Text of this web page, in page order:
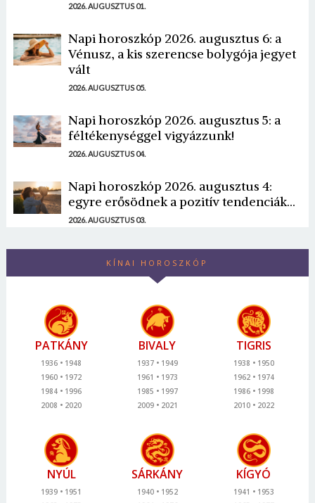
2026. AUGUSZTUS 01.
Napi horoszkóp 2026. augusztus 6: a
Vénusz, a kis szerencse bolygója jegyet
vált
2026. AUGUSZTUS 05.
Napi horoszkóp 2026. augusztus 5: a
féltékenységgel vigyázzunk!
2026. AUGUSZTUS 04.
Napi horoszkóp 2026. augusztus 4:
egyre erősödnek a pozitív tendenciák...
2026. AUGUSZTUS 03.
KÍNAI HOROSZKÓP
PATKÁNY
1936
1948
1960
1972
1984
1996
2008
2020
BIVALY
1937
1949
1961
1973
1985
1997
2009
2021
TIGRIS
1938
1950
1962
1974
1986
1998
2010
2022
NYÚL
1939
1951
SÁRKÁNY
1940
1952
KÍGYÓ
1941
1953